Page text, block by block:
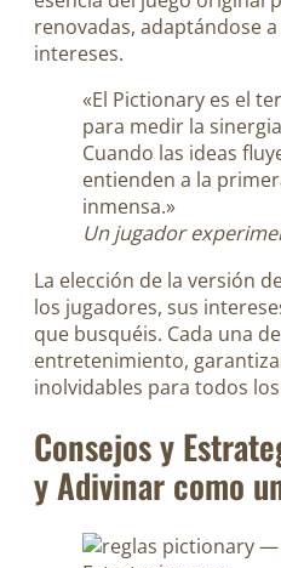
renovadas, adaptándose
intereses.
«El Pictionary es el
para medir la
Cuando las ideas
entienden a la
inmensa.»
Un jugador
La elección de la versión
los jugadores, sus
que busquéis. Cada una
entretenimiento,
inolvidables para todos
Consejos y
y Adivinar como